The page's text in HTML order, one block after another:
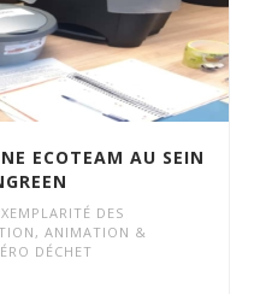
ECOTEAM AU SEIN
DES
ANIMATION &
DÉCHET